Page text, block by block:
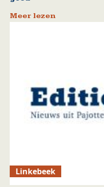
Meer lezen
Linkebeek